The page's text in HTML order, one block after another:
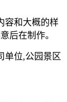
容和大概的样
后在制作。
单位,公园景区